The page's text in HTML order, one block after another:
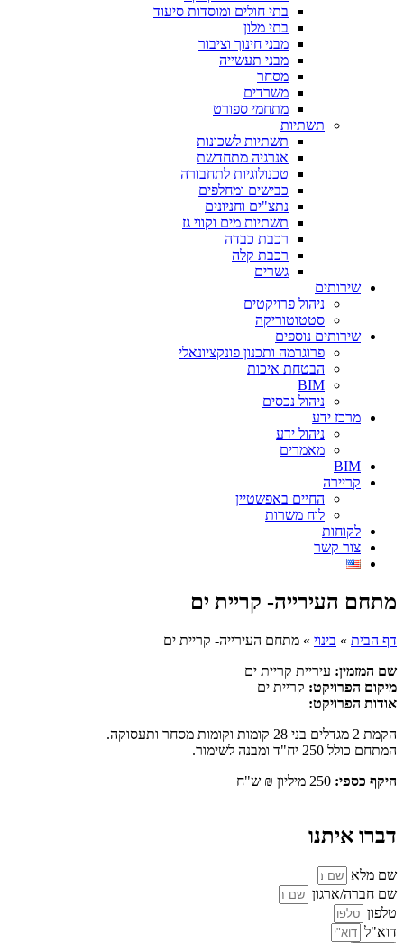
בתי חולים ומוסדות סיעוד
בתי מלון
מבני חינוך וציבור
מבני תעשייה
מסחר
משרדים
מתחמי ספורט
תשתיות
תשתיות לשכונות
אנרגיה מתחדשת
טכנולוגיות לתחבורה
כבישים ומחלפים
נתצ"ים וחניונים
תשתיות מים וקווי גז
רכבת כבדה
רכבת קלה
גשרים
שירותים
ניהול פרויקטים
סטטוטוריקה
שירותים נוספים
פרוגרמה ותכנון פונקציונאלי
הבטחת איכות
BIM
ניהול נכסים
מרכז ידע
ניהול ידע
מאמרים
BIM
קריירה
החיים באפשטיין
לוח משרות
לקוחות
צור קשר
מתחם העירייה- קריית ים
דף הבית » בינוי » מתחם העירייה- קריית ים
שם המזמין: עיריית קריית ים
מיקום הפרויקט: קריית ים
אודות הפרויקט:
הקמת 2 מגדלים בני 28 קומות וקומות מסחר ותעסוקה.
המתחם כולל 250 יח"ד ומבנה לשימור.
היקף כספי:
דברו איתנו
שם מלא
שם חברה/ארגון
טלפון
דוא"ל